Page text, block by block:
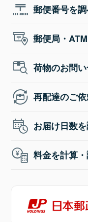
郵便番号を
郵便局・
荷物のお問
再配達のご
お届け日数
料金を計算